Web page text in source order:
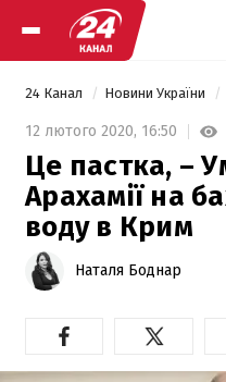
24 Канал Новини України
12 лютого 2020, 16:50
Це пастка, –
Арахамії на
воду в Крим
Наталя Боднар